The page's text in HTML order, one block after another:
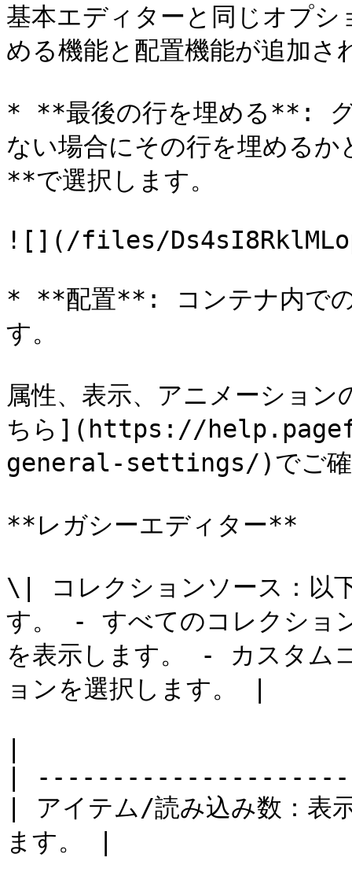
基本エディターと同じオプ
める機能と配置機能が追加さ
* **最後の行を埋める**: グ
ない場合にその行を埋める
**で選択します。
![](/files/
* **配置**: コンテナ内での
す。
属性、表示、アニメーショ
ちら](https://
general-settings/)でご確
**レガシーエディター**
\| コレクションソース：以
す。 - すべてのコレクショ
を表示します。 - カスタム
ョンを選択します。 |
|
| アイテム/読み込み数：表
ます。 |